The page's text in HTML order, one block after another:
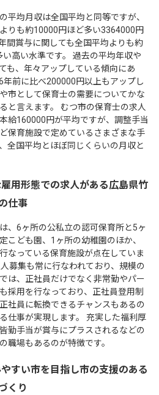
平均月収は全国平均と同等ですが、
りも約10000円ほど多い3364000円
間賞与に関しても全国平均よりも約
高い水準です。 過去の平均年収や
も、年々アップしている傾向にあ
年前に比べ200000円以上もアップし
市として保育士の需要についてかな
と言えます。 むつ市の保育士の求人
給160000円が平均ですが、調整手当
保育施設で定めているさまざまな手
全国平均とほぼ同じくらいの月収と
用形態での求人がある広島県竹
仕事
、6ヶ所の公私立の認可保育所と5ヶ
こども園、1ヶ所の幼稚園のほか、
なっている保育施設が点在していま
募集も常に行なわれており、規模の
は、正社員だけでなく非常勤やパー
採用を行なっており、正社員登用制
社員に転換できるチャンスもあるの
仕事が実現します。 充実した福利厚
勤手当が賞与にプラスされるなどの
職場もあるのが特徴です。
すい市を目指し市の支援のある
くり